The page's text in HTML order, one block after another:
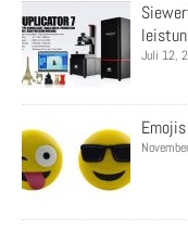
Juli 12,